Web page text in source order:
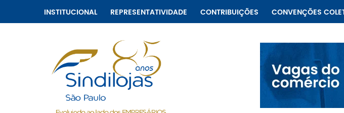
INSTITUCIONAL REPRESENTATIVIDADE CONTRIBUIÇÕES CONVENÇÕES